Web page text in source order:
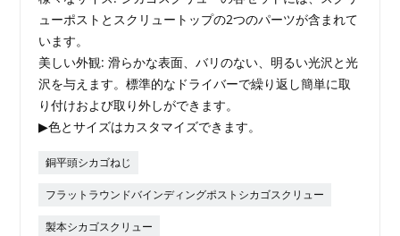
ューポストとスクリュートップの2つのパーツが含まれて
います。
美しい外観: 滑らかな表面、バリのない、明るい光沢と光
沢を与えます。標準的なドライバーで繰り返し簡単に取
り付けおよび取り外しができます。
▶色とサイズはカスタマイズできます。
銅平頭シカゴねじ
フラットラウンドバインディングポストシカゴスクリュー
製本シカゴスクリュー